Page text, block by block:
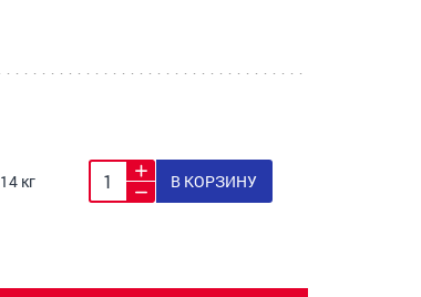
14 кг В КОРЗИНУ